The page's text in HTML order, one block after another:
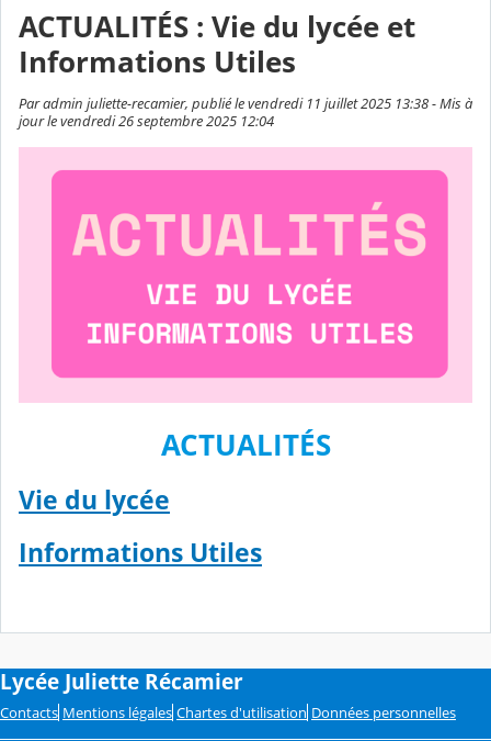
ACTUALITÉS : Vie du lycée et
Informations Utiles
Par admin juliette-recamier, publié le vendredi 11 juillet 2025 13:38 - Mis à
jour le vendredi 26 septembre 2025 12:04
ACTUALITÉS
Vie du lycée
Informations Utiles
Lycée Juliette Récamier
Contacts Mentions légales Chartes d'utilisation Données personnelles